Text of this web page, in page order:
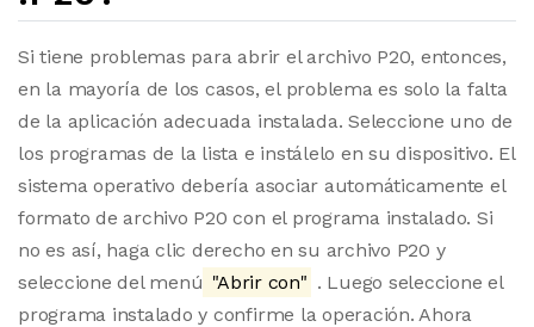
Si tiene problemas para abrir el archivo P20, entonces,
en la mayoría de los casos, el problema es solo la falta
de la aplicación adecuada instalada. Seleccione uno de
los programas de la lista e instálelo en su dispositivo. El
sistema operativo debería asociar automáticamente el
formato de archivo P20 con el programa instalado. Si
no es así, haga clic derecho en su archivo P20 y
seleccione del menú "Abrir con" . Luego seleccione el
programa instalado y confirme la operación. Ahora